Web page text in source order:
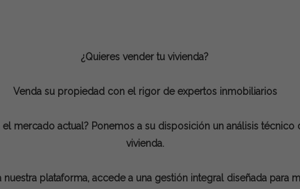
¿Quieres vender tu vivienda?
Venda su propiedad con el rigor de expertos inmobiliarios
mercado actual? Ponemos a su disposición un análisis
vivienda.
plataforma, accede a una gestión integral diseñada para